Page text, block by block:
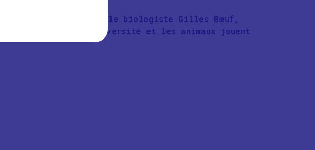
?
Hello Tomorrow invitent le biologiste Gilles Bœuf,
la nature, la biodiversité et les animaux jouent